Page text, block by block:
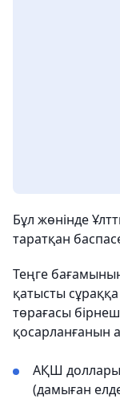
Бұл жөнінде
таратқан
Теңге
қатысты
төрағасы
қосарланғанын
АҚШ
(дамыған